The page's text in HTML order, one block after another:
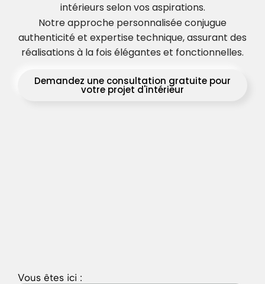
intérieurs selon vos aspirations.
Notre approche personnalisée conjugue
authenticité et expertise technique, assurant des
réalisations à la fois élégantes et fonctionnelles.
Demandez une consultation gratuite pour
votre projet d'intérieur
Vous êtes ici :